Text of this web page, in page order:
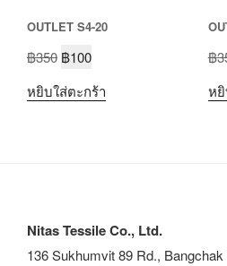
OUTLET S4-20
฿350 ฿100
หยิบใส่ตะกร้า
฿
ห
Nitas Tessile Co., Ltd.
136 Sukhumvit 89 Rd.,